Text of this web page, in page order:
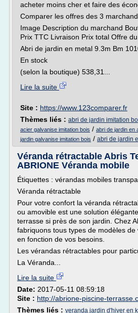
acheter moins cher et faire des
Comparer les offres des 3
Image Description du marchand
Prix TTC Livraison Prix total Offre
Abri de jardin en metal 9.3m Bm
En stock
(selon la boutique) 538,31...
Lire la suite
Site : https://www.123comparer.fr
Thèmes liés : abri de jardin imitation
acier galvanise imitation bois / abri de jardin en
jardin galvanise imitation bois / abri de jardin
Véranda rétractable Abris
ABRIONE Véranda mobile
Étiquettes : vérandas mobiles
Véranda rétractable
Pour votre confort la véranda
ou amovible est une solution
terrasse si près de son jardin. Chez
fabriquons tous types de modèles
en fonction de vos besoins.
Les vérandas rétractables pour
La Véranda...
Lire la suite
Date: 2017-05-11 08:59:18
Site : http://abrione-piscine-
Thèmes liés : veranda jardin d'hiver en